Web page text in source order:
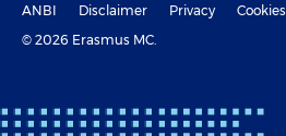
ANBI Disclaimer Privacy Cookies
© 2026 Erasmus MC.